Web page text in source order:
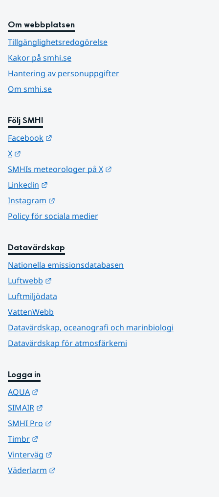
Om webbplatsen
Tillgänglighetsredogörelse
Kakor på smhi.se
Hantering av personuppgifter
Om smhi.se
Följ SMHI
Facebook
X
SMHIs meteorologer på X
Linkedin
Instagram
Policy för sociala medier
Datavärdskap
Nationella emissionsdatabasen
Luftwebb
Luftmiljödata
VattenWebb
Datavärdskap, oceanografi och marinbiologi
Datavärdskap för atmosfärkemi
Logga in
AQUA
SIMAIR
SMHI Pro
Timbr
Vinterväg
Väderlarm